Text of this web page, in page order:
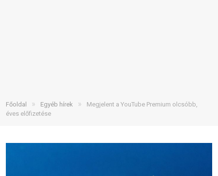
Főoldal » Egyéb hírek »
Megjelent a YouTube Premium olcsóbb,
éves előfizetése